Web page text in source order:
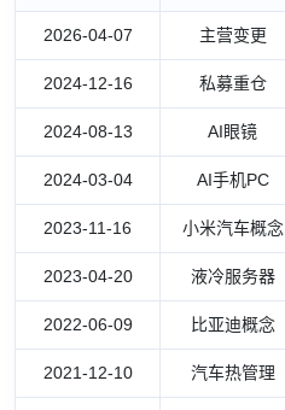
2026-04-07 主营变更
2024-12-16 私募重仓
2024-08-13 AI眼镜
2024-03-04 AI手机PC
2023-11-16 小米汽车概念
2023-04-20 液冷服务器
2022-06-09 比亚迪概念
2021-12-10 汽车热管理